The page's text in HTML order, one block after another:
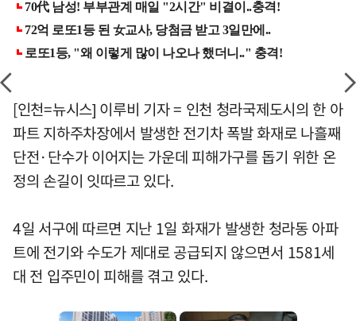
[인천=뉴시스] 이루비 기자 = 인천 청라국제도시의 한 아
파트 지하주차장에서 발생한 전기차 폭발 화재로 나흘째
단전·단수가 이어지는 가운데 피해가구를 돕기 위한 온
정의 손길이 잇따르고 있다.
4일 서구에 따르면 지난 1일 화재가 발생한 청라동 아파
트에 전기와 수도가 제대로 공급되지 않으면서 1581세
대 전 입주민이 피해를 겪고 있다.